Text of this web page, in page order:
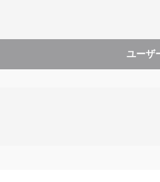
ユーザ